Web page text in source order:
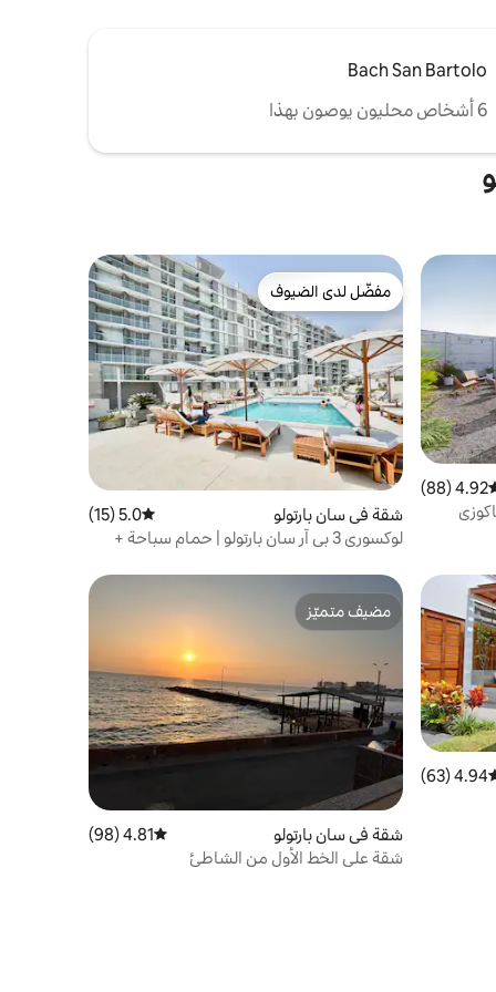
Bach San Bartolo
6 أشخاص محليون يوصون بهذا
التقييم 4.92 من 5، 88 مراجعات
4.92 (88)
مفضّل لدى الضيوف
مفضّل لدى الضيوف
شقة في سان بارتولو متوسط التقييم 5.0 من 5، 15 مراجعات
5.0 (15)
لوكسوري 3 بي آر سان بارتولو | حمام سباحة +
التقييم 4.94 من 5، 63 مراجعات
4.94 (63)
مضيف متميّز
مضيف متميّز
شقة في سان بارتولو متوسط التقييم 4.81 من 5، 98 مراجعات
4.81 (98)
شقة على الخط الأول من الشاطئ